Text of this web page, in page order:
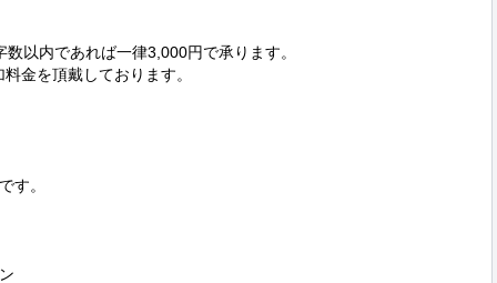
以内であれば一律3,000円で承ります。
金を頂戴しております。
す。